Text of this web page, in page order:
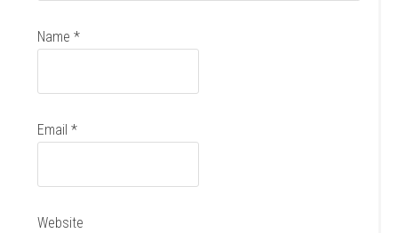
Name*
Email*
Website